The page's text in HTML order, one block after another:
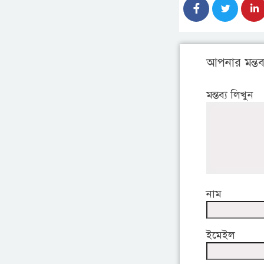
আপনার
মন্তব্য লিখুন
নাম
ইমেইল